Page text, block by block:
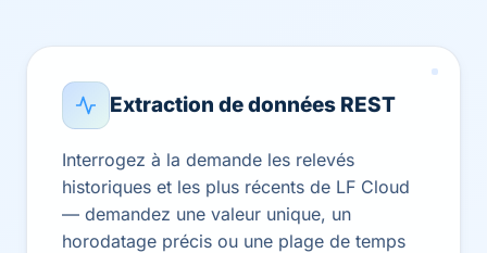
Extraction de données REST
Interrogez à la demande les relevés
historiques et les plus récents de LF Cloud
— demandez une valeur unique, un
horodatage précis ou une plage de temps